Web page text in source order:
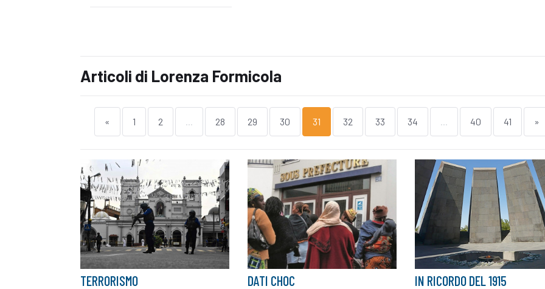
Articoli di Lorenza Formicola
« 1 2 ... 28 29 30 31 32 33 34 ... 40 41 »
TERRORISMO DATI CHOC IN RICORDO DEL 1915